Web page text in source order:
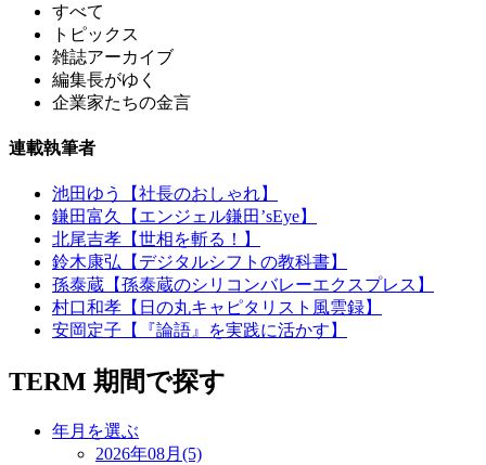
すべて
トピックス
雑誌アーカイブ
編集長がゆく
企業家たちの金言
連載執筆者
池田ゆう【社長のおしゃれ】
鎌田富久【エンジェル鎌田’sEye】
北尾吉孝【世相を斬る！】
鈴木康弘【デジタルシフトの教科書】
孫泰蔵【孫泰蔵のシリコンバレーエクスプレス】
村口和孝【日の丸キャピタリスト風雲録】
安岡定子【『論語』を実践に活かす】
TERM 期間で探す
年月を選ぶ
2026年08月(5)